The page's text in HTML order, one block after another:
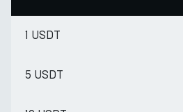
1 USDT
5 USDT